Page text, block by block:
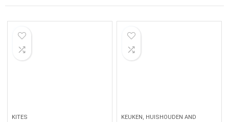
KITES
KEUKEN, HUISHOUDEN AND